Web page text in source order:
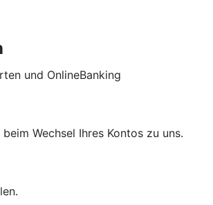
und OnlineBanking
Wechsel Ihres Kontos zu uns.